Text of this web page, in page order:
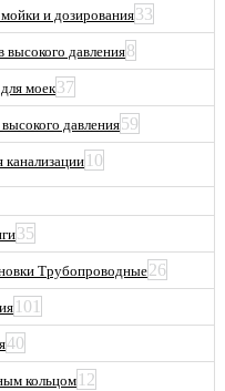
и дозирования33
высокого давления8
моек37
давления59
10
35
Трубопроводные26
101
40
кольцом 12